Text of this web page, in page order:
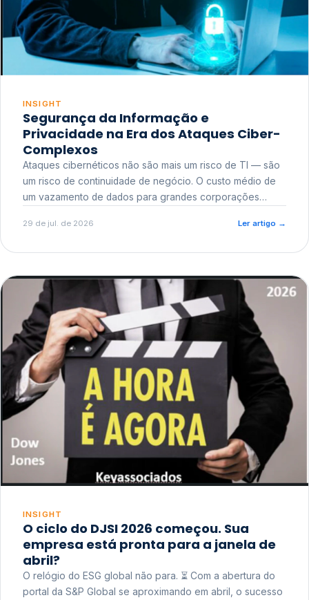
INSIGHT
Segurança da Informação e
Privacidade na Era dos Ataques Ciber-
Complexos
Ataques cibernéticos não são mais um risco de TI — são
um risco de continuidade de negócio. O custo médio de
um vazamento de dados para grandes corporações
reputacional e o risco regulatório junto a órgãos como a
29 de jul. de 2026 Ler artigo →
INSIGHT
O ciclo do DJSI 2026 começou. Sua
empresa está pronta para a janela de
abril?
O relógio do ESG global não para. ⏳ Com a abertura do
portal da S&P Global se aproximando em abril, o sucesso